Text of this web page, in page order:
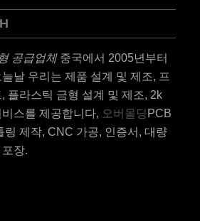
공급업체중국에서 2005년부터
날 우리는 제품 설계 및 제조, 프
플라스틱 금형 설계 및 제조, 2k
스를 제공합니다, 오버몰딩 PCB
링 제작, CNC 가공, 인증서, 대량
장.